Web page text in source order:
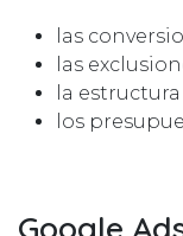
las
las
la
los
Google